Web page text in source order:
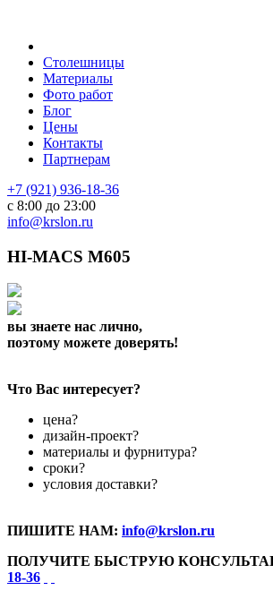
Столешницы
Материалы
Фото работ
Блог
Цены
Контакты
Партнерам
+7 (921) 936-18-36
с 8:00 до 23:00
info@krslon.ru
HI-MACS M605
вы знаете нас лично,
поэтому можете доверять!
Что Вас интересует?
цена?
дизайн-проект?
материалы и фурнитура?
сроки?
условия доставки?
ПИШИТЕ НАМ: info@krslon.ru
ПОЛУЧИТЕ БЫСТРУЮ
18-36